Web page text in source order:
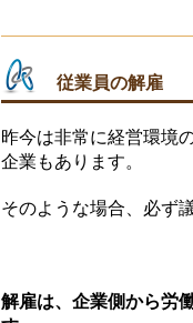
従業員の解雇
昨今は非常に経営環境
企業もあります。
そのような場合、必ず
解雇は、企業側から労